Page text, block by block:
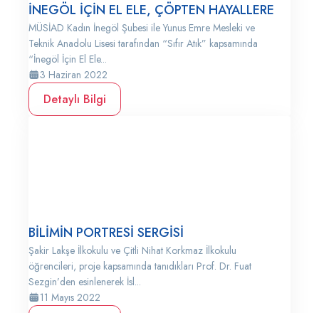
İNEGÖL İÇİN EL ELE, ÇÖPTEN HAYALLERE
MÜSİAD Kadın İnegöl Şubesi ile Yunus Emre Mesleki ve
Teknik Anadolu Lisesi tarafından “Sıfır Atık” kapsamında
“İnegöl İçin El Ele...
3 Haziran 2022
Detaylı Bilgi
BİLİMİN PORTRESİ SERGİSİ
Şakir Lakşe İlkokulu ve Çitli Nihat Korkmaz İlkokulu
öğrencileri, proje kapsamında tanıdıkları Prof. Dr. Fuat
Sezgin’den esinlenerek İsl...
11 Mayıs 2022